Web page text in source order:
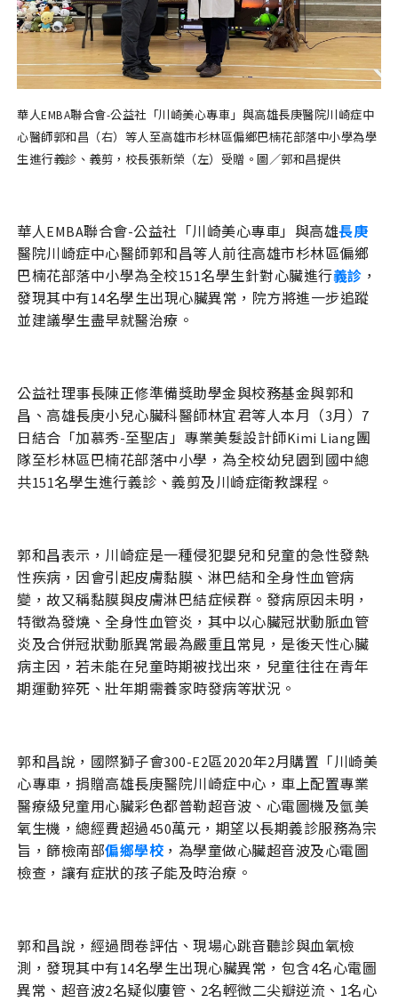
華人EMBA聯合會-公益社「川崎美心專車」與高雄長庚醫院川崎症中
心醫師郭和昌（右）等人至高雄市杉林區偏鄉巴楠花部落中小學為學
生進行義診、義剪，校長張新榮（左）受贈。圖／郭和昌提供
華人EMBA聯合會-公益社「川崎美心專車」與高雄長庚
醫院川崎症中心醫師郭和昌等人前往高雄市杉林區偏鄉
巴楠花部落中小學為全校151名學生針對心臟進行義診 ，
發現其中有14名學生出現心臟異常，院方將進一步追蹤
並建議學生盡早就醫治療。
公益社理事長陳正修準備獎助學金與校務基金與郭和
昌、高雄長庚小兒心臟科醫師林宜君等人本月（3月）7
日結合「加慕秀-至聖店」專業美髮設計師Kimi Liang團
隊至杉林區巴楠花部落中小學，為全校幼兒園到國中總
共151名學生進行義診、義剪及川崎症衛教課程。
郭和昌表示，川崎症是一種侵犯嬰兒和兒童的急性發熱
性疾病，因會引起皮膚黏膜、淋巴結和全身性血管病
變，故又稱黏膜與皮膚淋巴結症候群。發病原因未明，
特徵為發燒、全身性血管炎，其中以心臟冠狀動脈血管
炎及合併冠狀動脈異常最為嚴重且常見，是後天性心臟
病主因，若未能在兒童時期被找出來，兒童往往在青年
期運動猝死、壯年期需養家時發病等狀況。
郭和昌說，國際獅子會300-E2區2020年2月購置「川崎美
心專車，捐贈高雄長庚醫院川崎症中心，車上配置專業
醫療級兒童用心臟彩色都普勒超音波、心電圖機及氫美
氧生機，總經費超過450萬元，期望以長期義診服務為宗
旨，篩檢南部偏鄉學校 ，為學童做心臟超音波及心電圖
檢查，讓有症狀的孩子能及時治療。
郭和昌說，經過問卷評估、現場心跳音聽診與血氧檢
測，發現其中有14名學生出現心臟異常，包含4名心電圖
異常、超音波2名疑似廔管、2名輕微二尖瓣逆流、1名心